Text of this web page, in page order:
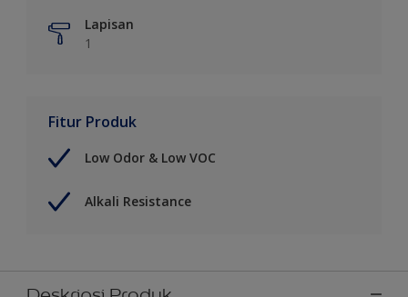
Lapisan
1
Fitur Produk
Low Odor & Low VOC
Alkali Resistance